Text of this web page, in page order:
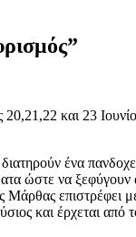
20,21,22 και 23
ένα
ώστε να ξεφύγουν
επιστρέφει
και έρχεται